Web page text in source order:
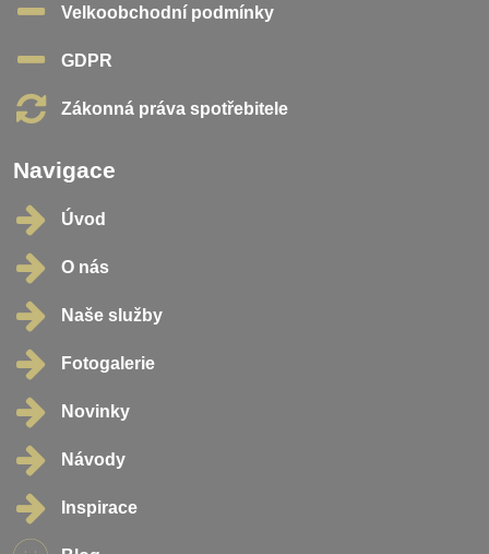
Velkoobchodní podmínky
GDPR
Zákonná práva spotřebitele
Navigace
Úvod
O nás
Naše služby
Fotogalerie
Novinky
Návody
Inspirace